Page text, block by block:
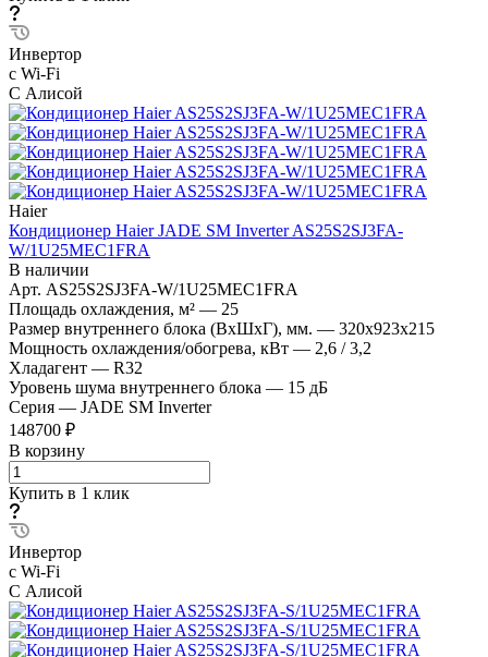
Инвертор
с Wi-Fi
С Алисой
Haier
Кондиционер Haier JADE SM Inverter AS25S2SJ3FA-
W/1U25MEC1FRA
В наличии
Арт. AS25S2SJ3FA-W/1U25MEC1FRA
Площадь охлаждения, м² — 25
Размер внутреннего блока (ВхШхГ), мм. — 320х923х215
Мощность охлаждения/обогрева, кВт — 2,6 / 3,2
Хладагент — R32
Уровень шума внутреннего блока — 15 дБ
Серия — JADE SM Inverter
148700 ₽
В корзину
Купить в 1 клик
Инвертор
с Wi-Fi
С Алисой